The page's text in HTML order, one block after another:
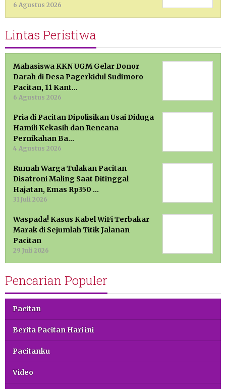
6 Agustus 2026
Lintas Peristiwa
Mahasiswa KKN UGM Gelar Donor
Darah di Desa Pagerkidul Sudimoro
Pacitan, 11 Kant…
6 Agustus 2026
Pria di Pacitan Dipolisikan Usai Diduga
Hamili Kekasih dan Rencana
Pernikahan Ba…
4 Agustus 2026
Rumah Warga Tulakan Pacitan
Disatroni Maling Saat Ditinggal
Hajatan, Emas Rp350 …
31 Juli 2026
Waspada! Kasus Kabel WiFi Terbakar
Marak di Sejumlah Titik Jalanan
Pacitan
29 Juli 2026
Pencarian Populer
Pacitan
Berita Pacitan Hari ini
Pacitanku
Video